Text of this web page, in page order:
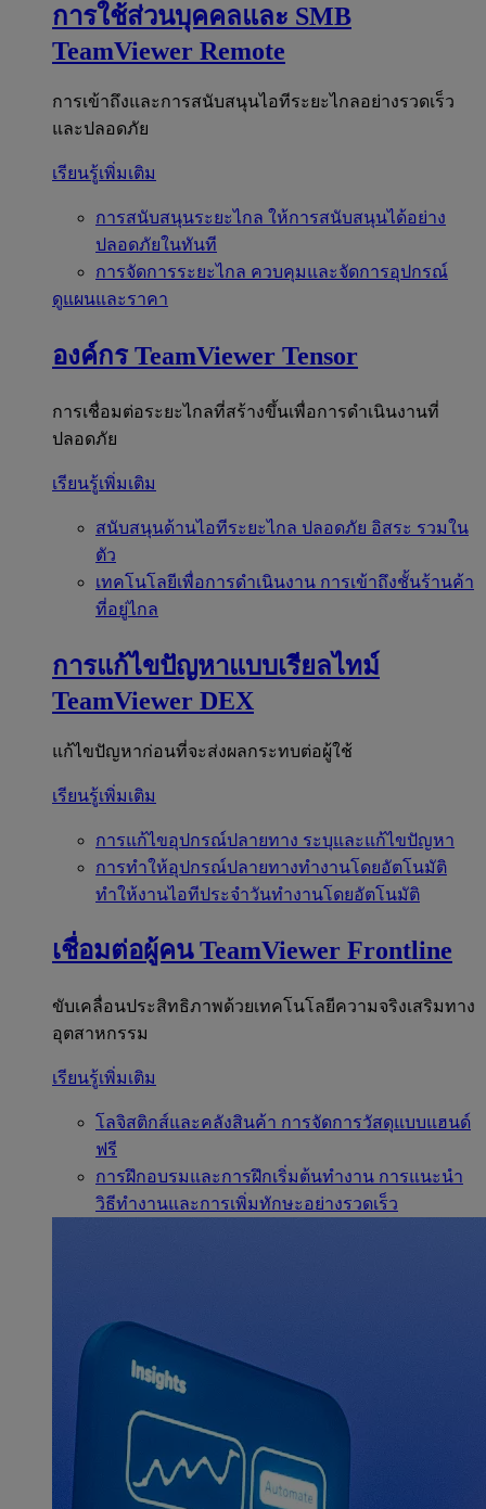
การใช้ส่วนบุคคลและ SMB
TeamViewer Remote
การเข้าถึงและการสนับสนุนไอทีระยะไกลอย่างรวดเร็ว
และปลอดภัย
เรียนรู้เพิ่มเติม
การสนับสนุนระยะไกล ให้การสนับสนุนได้อย่าง
ปลอดภัยในทันที
การจัดการระยะไกล ควบคุมและจัดการอุปกรณ์
ดูแผนและราคา
องค์กร TeamViewer Tensor
การเชื่อมต่อระยะไกลที่สร้างขึ้นเพื่อการดำเนินงานที่
ปลอดภัย
เรียนรู้เพิ่มเติม
สนับสนุนด้านไอทีระยะไกล ปลอดภัย อิสระ รวมใน
ตัว
เทคโนโลยีเพื่อการดำเนินงาน การเข้าถึงชั้นร้านค้า
ที่อยู่ไกล
การแก้ไขปัญหาแบบเรียลไทม์
TeamViewer DEX
แก้ไขปัญหาก่อนที่จะส่งผลกระทบต่อผู้ใช้
เรียนรู้เพิ่มเติม
การแก้ไขอุปกรณ์ปลายทาง ระบุและแก้ไขปัญหา
การทำให้อุปกรณ์ปลายทางทำงานโดยอัตโนมัติ
ทำให้งานไอทีประจำวันทำงานโดยอัตโนมัติ
เชื่อมต่อผู้คน TeamViewer Frontline
ขับเคลื่อนประสิทธิภาพด้วยเทคโนโลยีความจริงเสริมทาง
อุตสาหกรรม
เรียนรู้เพิ่มเติม
โลจิสติกส์และคลังสินค้า การจัดการวัสดุแบบแฮนด์
ฟรี
การฝึกอบรมและการฝึกเริ่มต้นทำงาน การแนะนำ
วิธีทำงานและการเพิ่มทักษะอย่างรวดเร็ว